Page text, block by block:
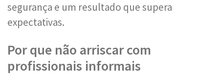
segurança e um resultado que supera
expectativas.
Por que não arriscar com
profissionais informais